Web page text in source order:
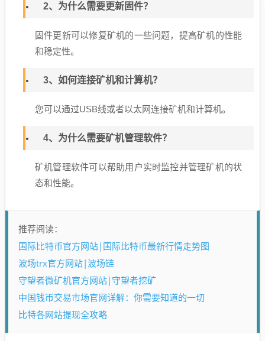
2、为什么需要更新固件？
固件更新可以修复矿机的一些问题，提高矿机的性能
和稳定性。
3、如何连接矿机和计算机？
您可以通过USB线或者以太网连接矿机和计算机。
4、为什么需要矿机管理软件？
矿机管理软件可以帮助用户实时监控并管理矿机的状
态和性能。
推荐阅读：
国际比特币官方网站|国际比特币最新行情走势图
波场trx官方网站|波场链
守望者微矿机官方网站|守望者挖矿
中国钱币交易市场官网详解：你需要知道的一切
比特各网站提现全攻略